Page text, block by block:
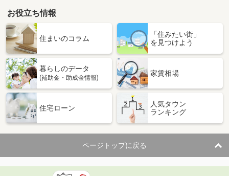
お役立ち情報
住まいのコラム
「住みたい街」
を見つけよう
暮らしのデータ
(補助金・助成金情報)
家賃相場
住宅ローン
人気タウン
ランキング
ページトップに戻る